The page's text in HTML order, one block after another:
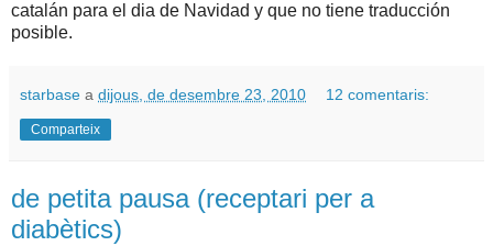
catalán para el dia de Navidad y que no tiene traducción
posible.
starbase a dijous, de desembre 23, 2010 12 comentaris:
Comparteix
de petita pausa (receptari per a
diabètics)